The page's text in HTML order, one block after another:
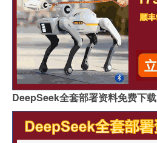
DeepSeek全套部署资料免费下载